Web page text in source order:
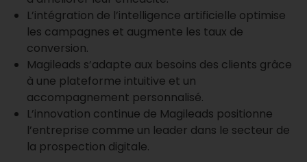
L’intégration de l’intelligence artificielle optimise
les campagnes et augmente les taux de
conversion.
Magileads s’adapte aux besoins des clients grâce
à une plateforme intuitive et un
accompagnement personnalisé.
L’innovation continue de Magileads positionne
l’entreprise comme un leader dans le secteur de
la prospection digitale.